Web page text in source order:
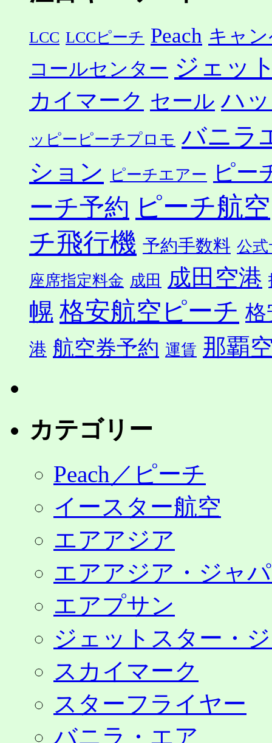
LCC LCCピーチ Peach キャ
コールセンター ジェッ
カイマーク セール ハ
ッピーピーチプロモ バニラ
ション
ピーチエアー ピー
ーチ予約 ピーチ航空
チ飛行機 予約手数料 公
座席指定料金 成田 成田空港
幌 格安航空ピーチ 格
港 航空券予約 運賃 那覇
カテゴリー
Peach／ピーチ
イースター航空
エアアジア
エアアジア・ジャ
エアプサン
ジェットスター・
スカイマーク
スターフライヤー
バニラ・エア